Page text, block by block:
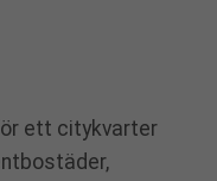
ett citykvarter